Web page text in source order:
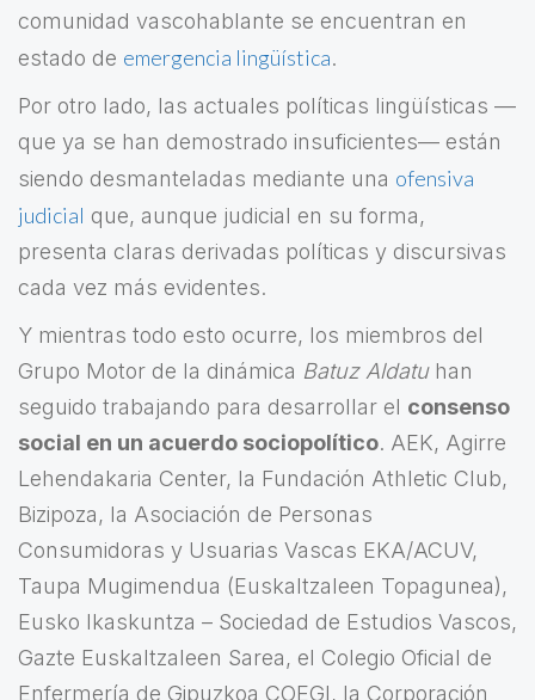
comunidad vascohablante se encuentran en
estado de emergencia lingüística.
Por otro lado, las actuales políticas lingüísticas —
que ya se han demostrado insuficientes— están
siendo desmanteladas mediante una ofensiva
judicial que, aunque judicial en su forma,
presenta claras derivadas políticas y discursivas
cada vez más evidentes.
Y mientras todo esto ocurre, los miembros del
Grupo Motor de la dinámica Batuz Aldatuhan
seguido trabajando para desarrollar el consenso
social en un acuerdo sociopolítico. AEK, Agirre
Lehendakaria Center, la Fundación Athletic Club,
Bizipoza, la Asociación de Personas
Consumidoras y Usuarias Vascas EKA/ACUV,
Taupa Mugimendua (Euskaltzaleen Topagunea),
Eusko Ikaskuntza – Sociedad de Estudios Vascos,
Gazte Euskaltzaleen Sarea, el Colegio Oficial de
Enfermería de Gipuzkoa COEGI, la Corporación